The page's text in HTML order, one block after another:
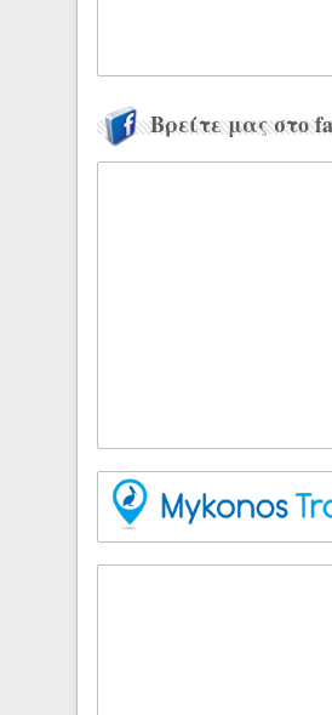
Βρείτε μας στο